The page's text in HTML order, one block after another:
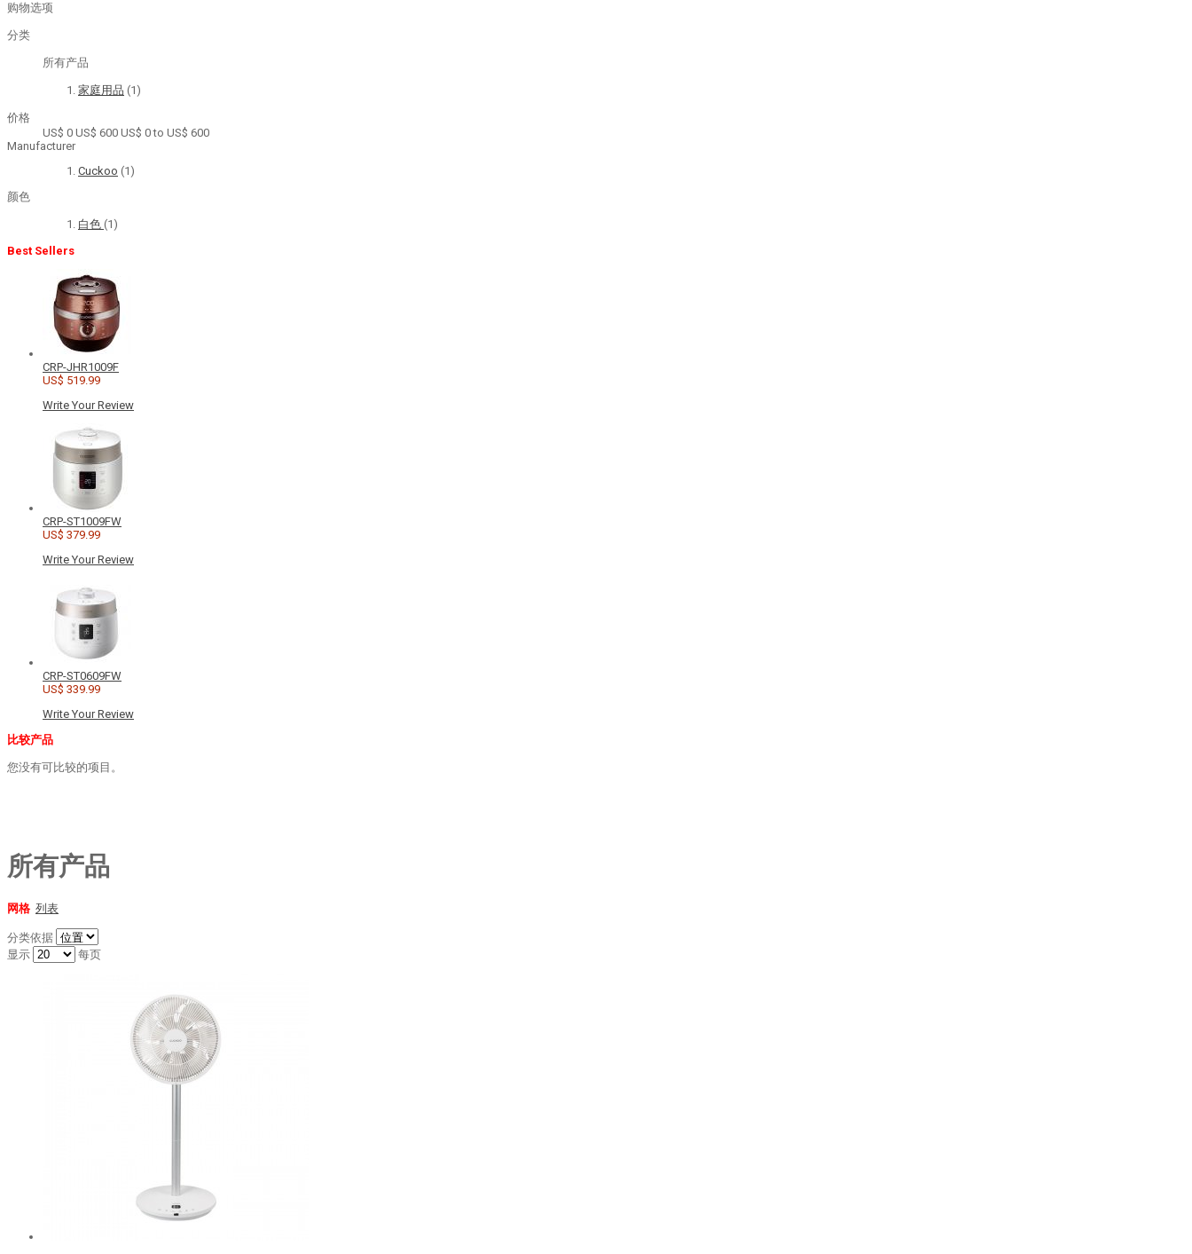
购物选项
分类
所有产品
家庭用品 (1)
价格
US$ 0 US$ 600 US$ 0 to US$ 600
Manufacturer
Cuckoo (1)
颜色
白色 (1)
Best Sellers
CRP-JHR1009F
US$ 519.99
Write Your Review
CRP-ST1009FW
US$ 379.99
Write Your Review
CRP-ST0609FW
US$ 339.99
Write Your Review
比较产品
您没有可比较的项目。
所有产品
网格 列表
分类依据
显示
每页